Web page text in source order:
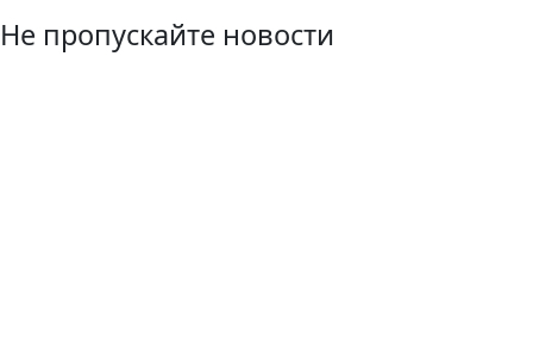
Не пропускайте новости